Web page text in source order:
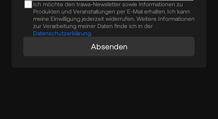
Ich möchte den trawa-Newsletter sowie Informationen zu
Produkten und Veranstaltungen per E-Mail erhalten. Ich kann
meine Einwilligung jederzeit widerrufen. Weitere Informationen
zur Verarbeitung meiner Daten finde ich in der
Datenschutzerklärung.
Absenden